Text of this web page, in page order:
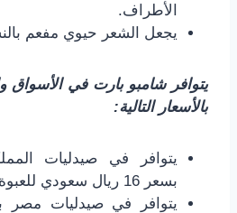
الأطراف.
يجعل الشعر حيوي مفعم
يتوافر شامبو بارت في الأسواق
بالأسعار التالية:
يتوافر في صيدليات
بسعر 16 ريال سعودي للعبوة ذات الحجم 400 مل.